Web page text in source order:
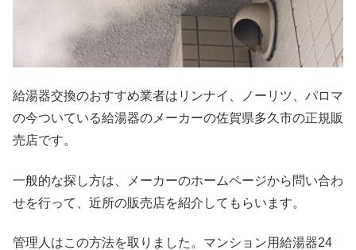
給湯器交換のおすすめ業者はリンナイ、ノーリツ、パロマ
の今ついている給湯器のメーカーの佐賀県多久市の正規販
売店です。
一般的な探し方は、メーカーのホームページから問い合わ
せを行って、近所の販売店を紹介してもらいます。
管理人はこの方法を取りました。マンション用給湯器24